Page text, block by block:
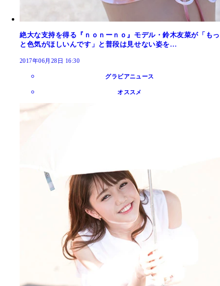
絶大な支持を得る『ｎｏｎーｎｏ』モデル・鈴木友菜が「もっ
と色気がほしいんです」と普段は見せない姿を…
2017年06月28日 16:30
グラビアニュース
オススメ